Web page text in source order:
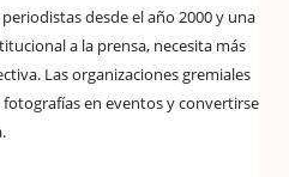
desde el año 2000 y una
a la prensa, necesita más
Las organizaciones gremiales
en eventos y convertirse